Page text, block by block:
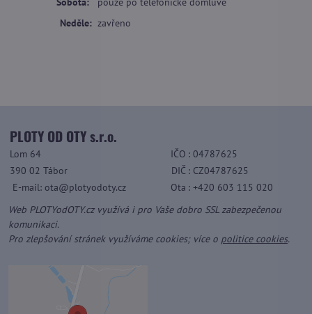
Neděle: zavřeno
PLOTY OD OTY s.r.o.
Lom 64 IČO : 04787625
390 02 Tábor
DIČ : CZ04787625
E-mail: ota@plotyodoty.cz
Ota : +420 603 115 020
Web PLOTYodOTY.cz využívá i pro Vaše dobro SSL zabezpečenou
komunikaci.
Pro zlepšování stránek využíváme cookies; více o politice cookies.